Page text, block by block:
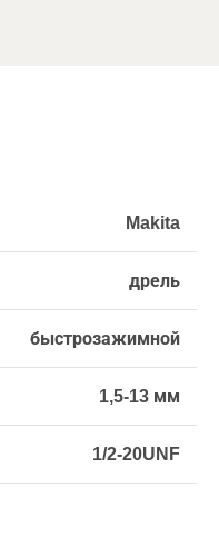
Makita
дрель
быстрозажимной
1,5-13 мм
1/2-20UNF